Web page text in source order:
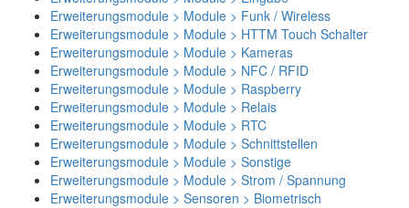
Erweiterungsmodule > Module > Funk / Wireless
Erweiterungsmodule > Module > HTTM Touch Schalter
Erweiterungsmodule > Module > Kameras
Erweiterungsmodule > Module > NFC / RFID
Erweiterungsmodule > Module > Raspberry
Erweiterungsmodule > Module > Relais
Erweiterungsmodule > Module > RTC
Erweiterungsmodule > Module > Schnittstellen
Erweiterungsmodule > Module > Sonstige
Erweiterungsmodule > Module > Strom / Spannung
Erweiterungsmodule > Sensoren > Biometrisch